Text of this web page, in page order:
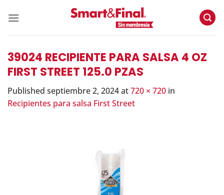
39024 RECIPIENTE PARA SALSA 4 OZ
FIRST STREET 125.0 PZAS
Published septiembre 2, 2024at720 × 720 in
Recipientes para salsa First Street